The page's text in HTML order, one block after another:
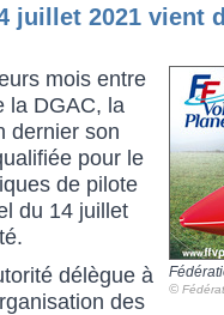
juillet 2021 vient
©
mois entre
la DGAC, la
dernier son
pour le
de pilote
du 14 juillet
délègue à
des